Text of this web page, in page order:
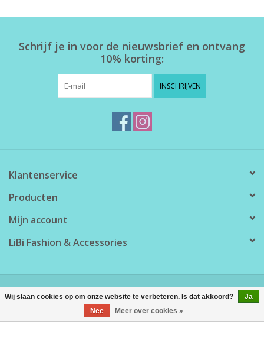
Schrijf je in voor de nieuwsbrief en ontvang
10% korting:
INSCHRIJVEN
Klantenservice
Producten
Mijn account
LiBi Fashion & Accessories
Lightspeed
Wij slaan cookies op om onze website te verbeteren. Is dat akkoord?
Ja
Nee
Meer over cookies »